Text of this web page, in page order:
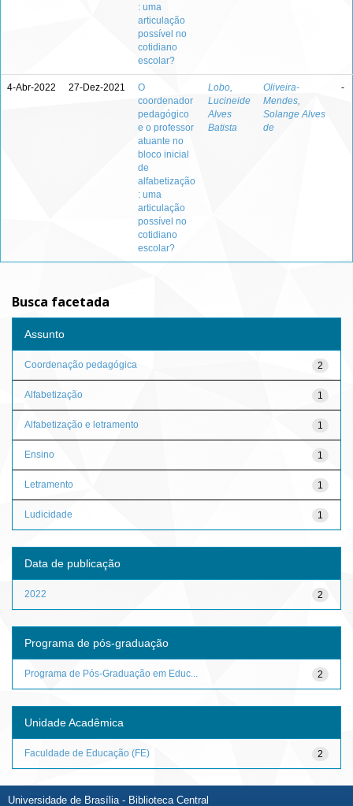
: uma
articulação
possível no
cotidiano
escolar?
4-Abr-2022 27-Dez-2021
O
coordenador
pedagógico
e o professor
atuante no
bloco inicial
de
alfabetização
: uma
articulação
possível no
cotidiano
escolar?
Lobo,
Lucineide
Alves
Batista
Oliveira-
Mendes,
Solange Alves
de
-
Busca facetada
Assunto
2
Coordenação pedagógica
1
Alfabetização
1
Alfabetização e letramento
1
Ensino
1
Letramento
1
Ludicidade
Data de publicação
2
2022
Programa de pós-graduação
2
Programa de Pós-Graduação em Educ...
Unidade Acadêmica
2
Faculdade de Educação (FE)
Universidade de Brasília - Biblioteca Central